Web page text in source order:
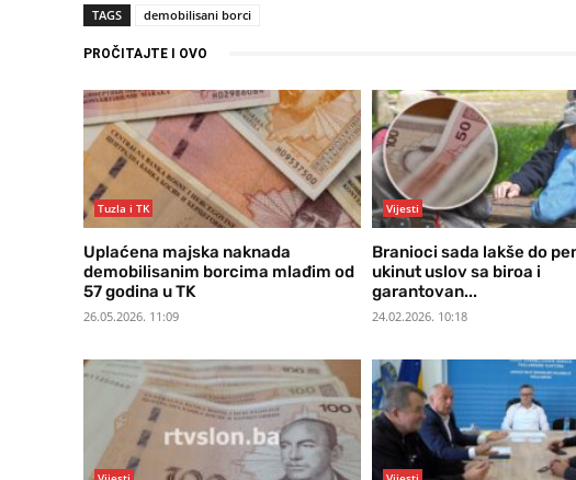
TAGS demobilisani borci
PROČITAJTE I OVO
Tuzla i TK
Uplaćena majska naknada
demobilisanim borcima mlađim od
57 godina u TK
26.05.2026. 11:09
Vijesti
Branioci sada lakše do
ukinut uslov sa biroa i
garantovan...
24.02.2026. 10:18